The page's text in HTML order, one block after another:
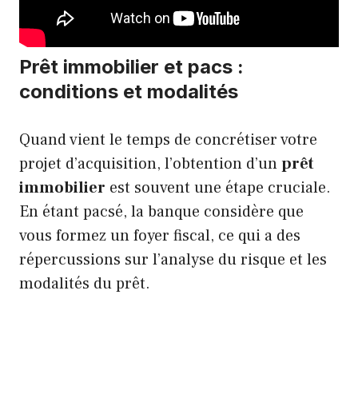
Prêt immobilier et pacs :
conditions et modalités
Quand vient le temps de concrétiser votre
projet d’acquisition, l’obtention d’unprêt
immobilier est souvent une étape cruciale.
En étant pacsé, la banque considère que
vous formez un foyer fiscal, ce qui a des
répercussions sur l’analyse du risque et les
modalités du prêt.